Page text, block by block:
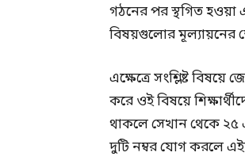
গঠনের পর স্থগিত হওয়া
বিষয়গুলোর মূল্যায়নের
এক্ষেত্রে সংশ্লিষ্ট
করে ওই বিষয়ে
থাকলে সেখান থেকে ২৫
দুটি নম্বর যোগ করলে